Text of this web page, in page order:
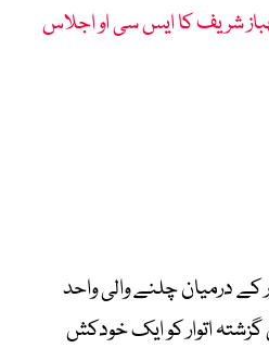
شریف کا ایس سی او اجلاس
کے درمیان چلنے والی واحد
اتوار کو ایک خودکش